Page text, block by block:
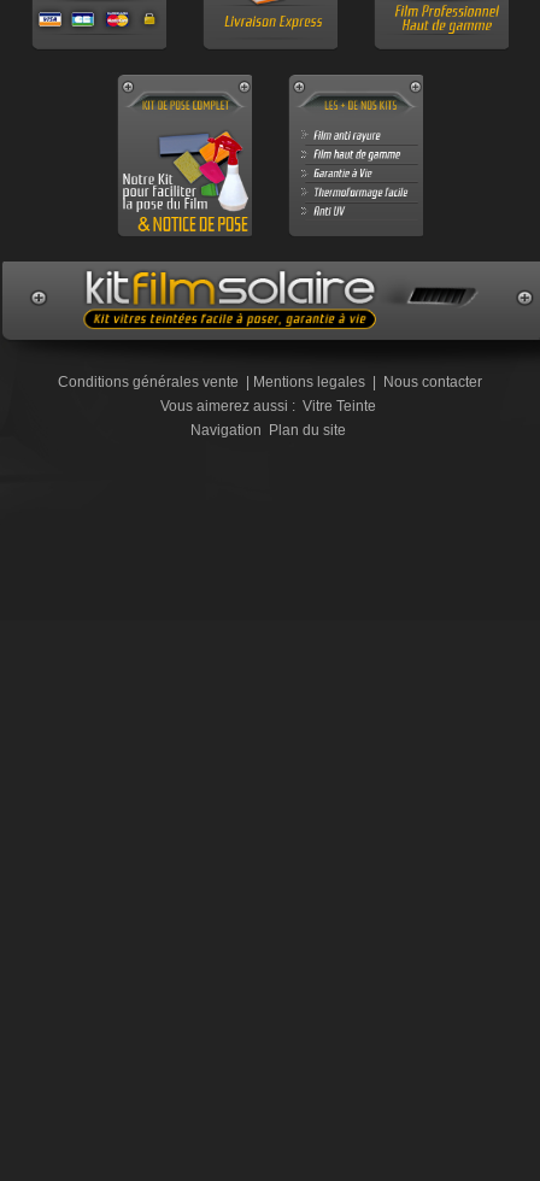
Conditions générales vente | Mentions legales | Nous contacter
Vous aimerez aussi : Vitre Teinte
Navigation Plan du site